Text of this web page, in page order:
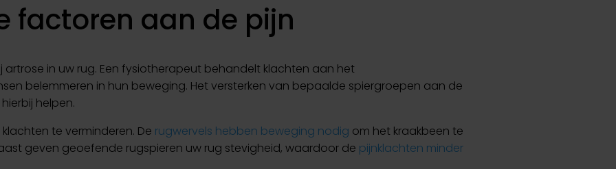
factoren aan de pijn
artrose in uw rug. Een fysiotherapeut behandelt klachten aan het
belemmeren in hun beweging. Het versterken van bepaalde spiergroepen aan de
helpen.
te verminderen. De rugwervels hebben beweging nodig om het kraakbeen te
geven geoefende rugspieren uw rug stevigheid, waardoor de pijnklachten minder